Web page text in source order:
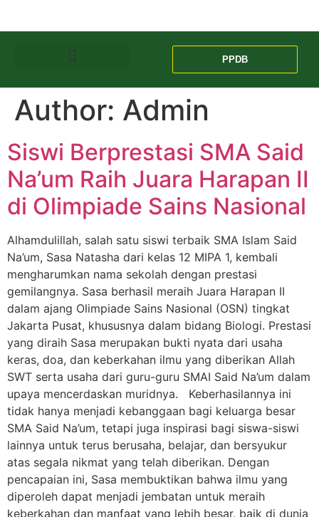
PPDB
Author: Admin
Siswi Berprestasi SMA Said
Na’um Raih Juara Harapan II
di Olimpiade Sains Nasional
Alhamdulillah, salah satu siswi terbaik SMA Islam Said
Na’um, Sasa Natasha dari kelas 12 MIPA 1, kembali
mengharumkan nama sekolah dengan prestasi
gemilangnya. Sasa berhasil meraih Juara Harapan II
dalam ajang Olimpiade Sains Nasional (OSN) tingkat
Jakarta Pusat, khususnya dalam bidang Biologi. Prestasi
yang diraih Sasa merupakan bukti nyata dari usaha
keras, doa, dan keberkahan ilmu yang diberikan Allah
SWT serta usaha dari guru-guru SMAI Said Na’um dalam
upaya mencerdaskan muridnya. Keberhasilannya ini
tidak hanya menjadi kebanggaan bagi keluarga besar
SMA Said Na’um, tetapi juga inspirasi bagi siswa-siswi
lainnya untuk terus berusaha, belajar, dan bersyukur
atas segala nikmat yang telah diberikan. Dengan
pencapaian ini, Sasa membuktikan bahwa ilmu yang
diperoleh dapat menjadi jembatan untuk meraih
keberkahan dan manfaat yang lebih besar, baik di dunia